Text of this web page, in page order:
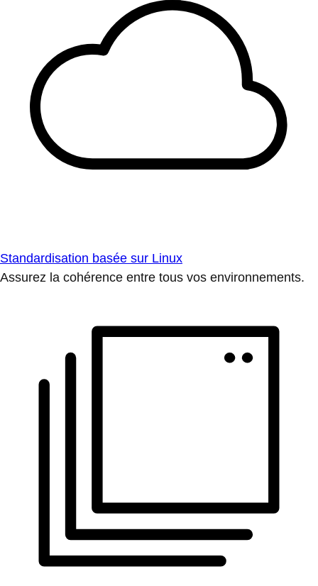
Standardisation basée sur Linux
Assurez la cohérence entre tous vos environnements.